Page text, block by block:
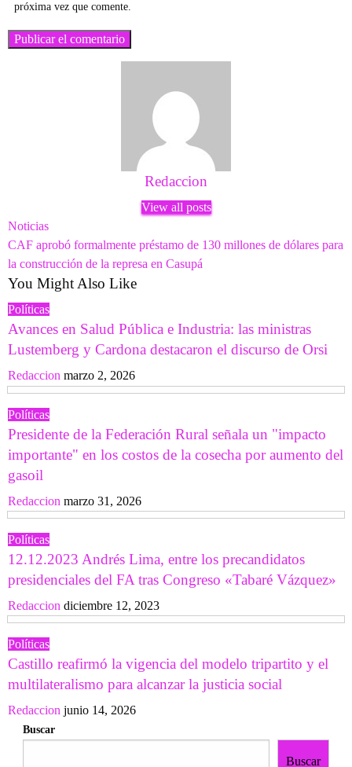
próxima vez que comente.
Redaccion
View all posts
Navegación
de
entradas
Previous
Post
Noticias
Next
Post
CAF aprobó formalmente préstamo de 130 millones de dólares para
la construcción de la represa en Casupá
You Might Also Like
Políticas
Avances en Salud Pública e Industria: las ministras
Lustemberg y Cardona destacaron el discurso de Orsi
Redaccion marzo 2, 2026
Políticas
Presidente de la Federación Rural señala un "impacto
importante" en los costos de la cosecha por aumento del
gasoil
Redaccion marzo 31, 2026
Políticas
12.12.2023 Andrés Lima, entre los precandidatos
presidenciales del FA tras Congreso «Tabaré Vázquez»
Redaccion diciembre 12, 2023
Políticas
Castillo reafirmó la vigencia del modelo tripartito y el
multilateralismo para alcanzar la justicia social
Redaccion junio 14, 2026
Buscar
Buscar